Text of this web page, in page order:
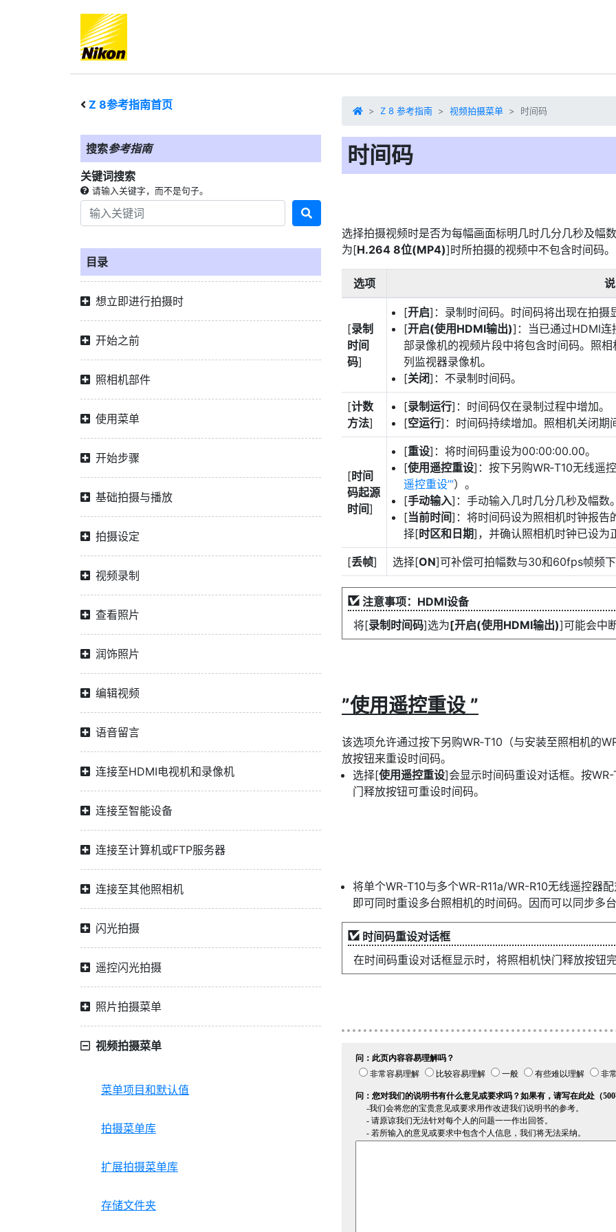
Z 8参考指南首页
搜索参考指南
关键词搜索
请输入关键字，而不是句子。
目录
想立即进行拍摄时
开始之前
照相机部件
使用菜单
开始步骤
基础拍摄与播放
拍摄设定
视频录制
查看照片
润饰照片
编辑视频
语音留言
连接至HDMI电视机和录像机
连接至智能设备
连接至计算机或FTP服务器
连接至其他照相机
闪光拍摄
遥控闪光拍摄
照片拍摄菜单
视频拍摄菜单
菜单项目和默认值
拍摄菜单库
扩展拍摄菜单库
存储文件夹
Z 8 参考指南 视频拍摄菜单 时间码
时间码
选择拍摄视频时是否为每幅画面标明几时几分几秒及幅
为[H.264 8位(MP4)]时所拍摄的视频中不包含时间码。
选项
[录制
时间
码]
[开启]：录制时间码。时间码将出现在拍摄
[开启(使用HDMI输出)]：当已通过HDMI连
部录像机的视频片段中将包含时间码。照
列监视器录像机。
[关闭]：不录制时间码。
[计数
方法]
[录制运行]：时间码仅在录制过程中增加。
[空运行]：时间码持续增加。照相机关闭期
[时间
码起源
时间]
[重设]：将时间码重设为00:00:00.00。
[使用遥控重设]：按下另购WR‑T10无线遥
遥控重设’ ）。
[手动输入]：手动输入几时几分几秒及幅数
[当前时间]：将时间码设为照相机时钟报告
择[时区和日期]，并确认照相机时钟已设为
[丢帧] 选择[ON]可补偿可拍幅数与30和60fps帧频
注意事项：HDMI设备
将[录制时间码]选为[开启(使用HDMI输出)]可能会中
”使用遥控重设 ”
该选项允许通过按下另购WR‑T10（与安装至照相机的
放按钮来重设时间码。
选择[使用遥控重设]会显示时间码重设对话框。按
门释放按钮可重设时间码。
将单个WR-T10与多个WR-R11a/WR-R10无线遥控器
即可同时重设多台照相机的时间码。因而可以同步多
时间码重设对话框
在时间码重设对话框显示时，将照相机快门释放按钮